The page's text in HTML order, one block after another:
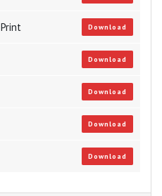
Download
Download
Download
Download
Download